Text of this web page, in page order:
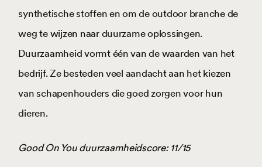
synthetische stoffen en om de outdoor branche de
weg te wijzen naar duurzame oplossingen.
Duurzaamheid vormt één van de waarden van het
bedrijf. Ze besteden veel aandacht aan het kiezen
van schapenhouders die goed zorgen voor hun
dieren.
Good On You duurzaamheidscore: 11/15